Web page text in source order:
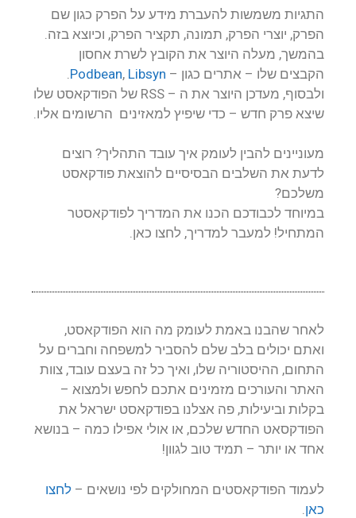
התגיות משמשות להעברת מידע על הפרק כגון שם
הפרק, יוצרי הפרק, תמונה, תקציר הפרק, וכיוצא בזה.
בהמשך, מעלה היוצר את הקובץ לשרת אחסון
הקבצים שלו – אתרים כגון –
Podbean, Libsyn
ולבסוף, מעדכן היוצר את ה – RSS של הפודקאסט שלו
שיצא פרק חדש – כדי שיפיץ למאזינים הרשומים אליו.
מעוניינים להבין לעומק איך עובד התהליך? רוצים
לדעת את השלבים הבסיסיים להוצאת פודקאסט
משלכם?
במיוחד לכבודכם הכנו את המדריך לפודקאסטר
המתחיל! למעבר למדריך, לחצו כאן.
לאחר שהבנו באמת לעומק מה הוא הפודקאסט,
ואתם יכולים בלב שלם להסביר למשפחה וחברים על
התחום, ההיסטוריה שלו, ואיך כל זה בעצם עובד, צוות
האתר והעורכים מזמינים אתכם לחפש ולמצוא –
בקלות וביעילות, פה אצלנו בפודקאסט ישראל את
הפודקסאט החדש שלכם, או אולי אפילו כמה – בנושא
אחד או יותר – תמיד טוב לגוון!
לעמוד הפודקאסטים המחולקים לפי נושאים – לחצו
כאן